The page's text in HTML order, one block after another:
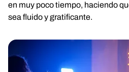
en muy poco tiempo, haciendo
sea fluido y gratificante.